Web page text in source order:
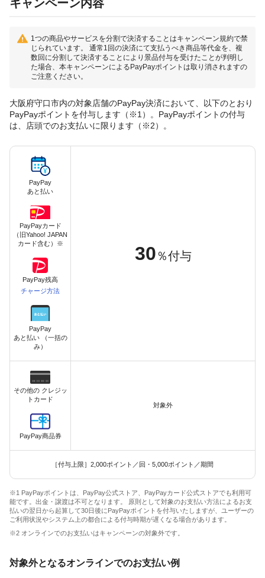
キャンペーン内容
1つの商品やサービスを分割で決済することはキャンペーン規約で禁
じられています。 通常1回の決済にて支払うべき商品等代金を、複
数回に分割して決済することにより景品付与を受けたことが判明し
た場合、本キャンペーンによるPayPayポイントは取り消されますの
ご注意ください。
大阪府守口市内の対象店舗のPayPay決済において、以下のとおり
PayPayポイントを付与します（※1）。PayPayポイントの付与
は、店頭でのお支払いに限ります（※2）。
PayPay
あと払い
PayPayカード
（旧Yahoo! JAPAN
カード含む）※
PayPay残高
チャージ方法
PayPay
あと払い （一括の
み）
30 ％付与
その他の クレジッ
トカード
PayPay商品券
対象外
［付与上限］2,000ポイント／回・5,000ポイント／期間
※1 PayPayポイントは、PayPay公式ストア、PayPayカード公式ストアでも利用可
能です。出金・譲渡は不可となります。 原則として対象のお支払い方法によるお支
払いの翌日から起算して30日後にPayPayポイントを付与いたしますが、ユーザーの
ご利用状況やシステム上の都合による付与時期が遅くなる場合があります。
※2 オンラインでのお支払いはキャンペーンの対象外です。
対象外となるオンラインでのお支払い例